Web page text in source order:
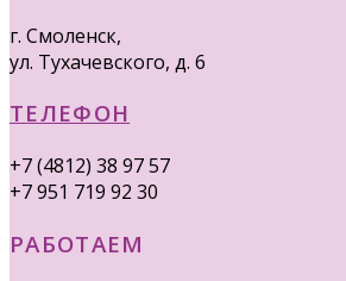
г. Смоленск,
ул. Тухачевского, д. 6
ТЕЛЕФОН
+7 (4812) 38 97 57
+7 951 719 92 30
РАБОТАЕМ